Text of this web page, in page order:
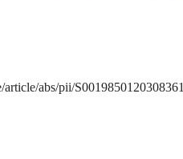
abs/pii/S0019850120308361